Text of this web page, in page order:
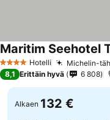
4 Tähtiluokitus
Hotelli Michelin-
Maritim Seehotel
8,1 Erittäin hyvä 6 808
Alkaen 132 €